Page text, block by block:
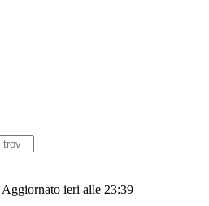
Aggiornato ieri alle 23:39